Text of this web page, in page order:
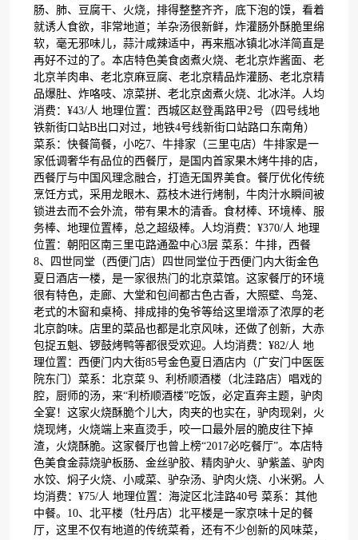
肠、肺、豆腐干、火烧，排得整整齐齐，底下泡的馍，看着
就诱人食欲，非常地道；羊杂汤很新鲜，炸灌肠外酥脆里绵
软，毫无邪味儿，蒜汁咸辣适中，再来瓶冰镇北冰洋简直是
再好不过的了。本店特色美食卤煮火烧、老北京炸酱面、老
北京羊肉串、老北京麻豆腐、老北京精品炸灌肠、老北京精
品爆肚、炸咯吱、凉菜拼、老北京卤煮火烧、北冰洋。人均
消费：¥43/人 地理位置：西城区赵登禹路甲2号（四号线地
铁新街口站B出口对过，地铁4号线新街口站路口东南角）
菜系：快餐简餐，小吃7、牛排家（三里屯店）牛排家是一
家低调奢华有品位的西餐厅，是国内首家果木烤牛排的店，
西餐厅与中国风理念融合，打造无国界美食。餐厅优化传统
烹饪方式，采用龙眼木、荔枝木进行烤制，牛肉汁水瞬间被
锁进去而不会外流，带有果木的清香。食材棒、环境棒、服
务棒、地理位置棒，总之超级棒。人均消费：¥370/人 地理
位置：朝阳区南三里屯路通盈中心3层 菜系：牛排，西餐
8、四世同堂（西便门店）四世同堂位于西便门内大街金色
夏日酒店一楼，是一家很热门的北京菜馆。这家餐厅的环境
很有特色，走廊、大堂和包间都古色古香，大照壁、鸟笼、
老式的木窗和桌椅、排成排的兔爷等给这里增添了浓厚的老
北京韵味。店里的菜品也都是北京风味，还做了创新，大赤
包捉五魁、锣鼓烤鸭等都很受欢迎。人均消费：¥82/人 地
理位置：西便门内大街85号金色夏日酒店内（广安门中医医
院东门）菜系：北京菜 9、利桥顺酒楼（北洼路店）唱戏的
腔，厨师的汤，来“利桥顺酒楼”吃饭，必定直奔主题，驴肉
全宴！这家火烧酥脆个儿大，肉夹的也实在，驴肉现剁，火
烧现烤，火烧端上来直烫手，咬一口最外层的脆皮往下掉
渣，火烧酥脆。这家餐厅也曾上榜“2017必吃餐厅”。本店特
色美食金蒜烧驴板肠、金丝驴胶、精肉驴火、驴紫盖、驴肉
水饺、焖子火烧、小咸菜、驴杂汤、驴肉火烧、小米粥。人
均消费：¥75/人 地理位置：海淀区北洼路40号 菜系：其他
中餐。10、北平楼（牡丹店）北平楼是一家京味十足的餐
厅，这里不仅有地道的传统菜肴，还有不少创新的风味菜，